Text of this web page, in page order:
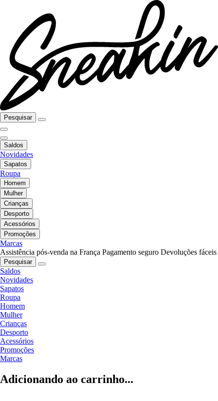
Pesquisar
Saldos
Novidades
Sapatos
Roupa
Homem
Mulher
Crianças
Desporto
Acessórios
Promoções
Marcas
Assistência pós-venda na França Pagamento seguro Devoluções fáceis
Pesquisar
Saldos
Novidades
Sapatos
Roupa
Homem
Mulher
Crianças
Desporto
Acessórios
Promoções
Marcas
Adicionando ao carrinho...